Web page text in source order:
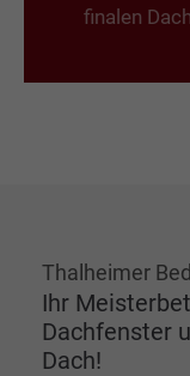
finalen
Thalheimer
Ihr
Dachfenster
Dach!